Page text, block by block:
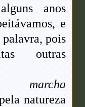
anos
e
pois
outras
marcha
natureza